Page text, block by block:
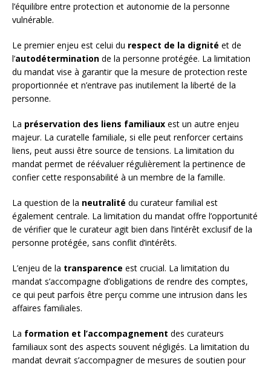
l’équilibre entre protection et autonomie de la personne
vulnérable.
Le premier enjeu est celui du respect de la dignité et de
l’autodétermination de la personne protégée. La limitation
du mandat vise à garantir que la mesure de protection reste
proportionnée et n’entrave pas inutilement la liberté de la
personne.
La préservation des liens familiaux est un autre enjeu
majeur. La curatelle familiale, si elle peut renforcer certains
liens, peut aussi être source de tensions. La limitation du
mandat permet de réévaluer régulièrement la pertinence de
confier cette responsabilité à un membre de la famille.
La question de la neutralité du curateur familial est
également centrale. La limitation du mandat offre l’opportunité
de vérifier que le curateur agit bien dans l’intérêt exclusif de la
personne protégée, sans conflit d’intérêts.
L’enjeu de la transparence est crucial. La limitation du
mandat s’accompagne d’obligations de rendre des comptes,
ce qui peut parfois être perçu comme une intrusion dans les
affaires familiales.
La formation et l’accompagnement des curateurs
familiaux sont des aspects souvent négligés. La limitation du
mandat devrait s’accompagner de mesures de soutien pour